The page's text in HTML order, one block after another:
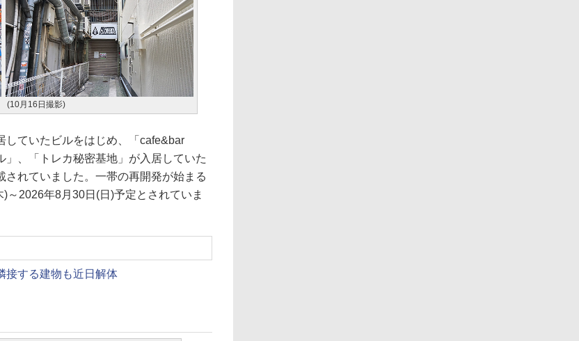
(10月16日撮影)
ていたビルをはじめ、「cafe&bar
、「トレカ秘密基地」が入居していた
れていました。一帯の再開発が始まる
～2026年8月30日(日)予定とされていま
接する建物も近日解体